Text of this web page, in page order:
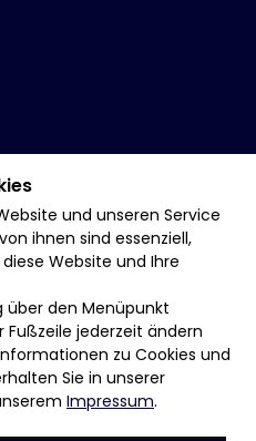
und unseren Service
ihnen sind essenziell,
Website und Ihre
über den Menüpunkt
Fußzeile jederzeit ändern
zu Cookies und
Sie in unserer
Impressum.